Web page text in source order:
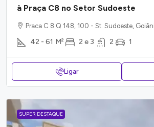
à Praça C8 no Setor Sudoeste
Praca C 8 Q 148, 100 - St. Sudoeste,
42 - 61 M² 2 e 3 2 1
Ligar
SUPER DESTAQUE